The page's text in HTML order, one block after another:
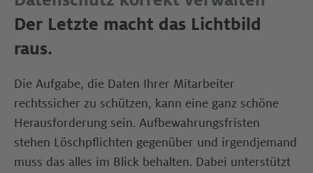
Der Letzte macht das Lichtbild
raus​.
Die Aufgabe, die Daten Ihrer Mitarbeiter
rechtssicher zu schützen, kann eine ganz schöne
Herausforderung sein. Aufbewahrungsfristen
stehen Löschpflichten gegenüber und irgendjemand
muss das alles im Blick behalten. Dabei unterstützt